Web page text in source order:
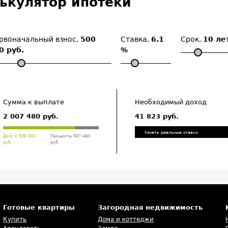
взнос, 500
руб.
Ставка,6.1
%
Срок, 10
Сумма к выплате
2 007 480 руб.
Долг 1 500 000
руб.
Проценты 507 480
руб.
Необходимый доход
41 823 руб.
Узнать реальные ставки
Готовые квартиры
Купить
Загородная недвижимость
Дома и коттеджи